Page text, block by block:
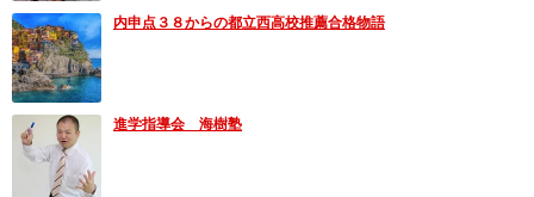
内申点３８からの都立西高校推薦合格物語
進学指導会 海樹塾